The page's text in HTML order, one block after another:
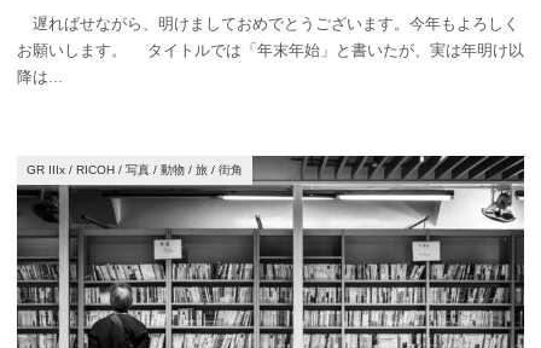
遅ればせながら、明けましておめでとうございます。今年もよろしく
お願いします。 タイトルでは「年末年始」と書いたが、実は年明け以
降は...
GR IIIx / RICOH / 写真 / 動物 / 旅 / 街角